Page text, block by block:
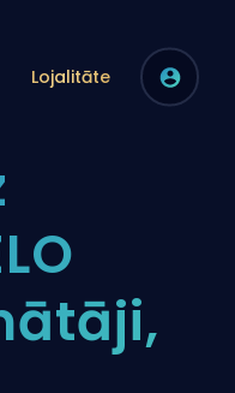
Lojalitāte